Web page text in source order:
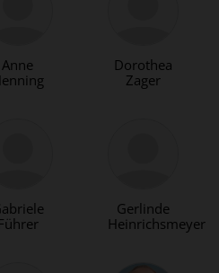
Anne
Dorothea
Zager
Führer
Gerlinde
Heinrichsmeyer